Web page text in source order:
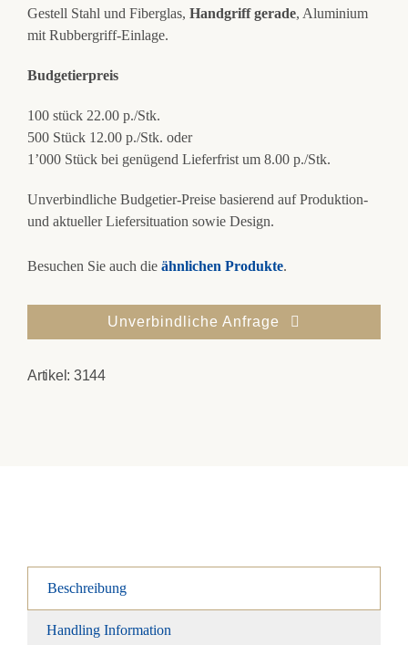
Gestell Stahl und Fiberglas, Handgriff gerade, Aluminium
mit Rubbergriff-Einlage.
Budgetierpreis
100 stück 22.00 p./Stk.
500 Stück 12.00 p./Stk. oder
1’000 Stück bei genügend Lieferfrist um 8.00 p./Stk.
Unverbindliche Budgetier-Preise basierend auf Produktion-
und aktueller Liefersituation sowie Design.
Besuchen Sie auch die ähnlichen Produkte.
Unverbindliche Anfrage
Artikel: 3144
Beschreibung
Handling Information